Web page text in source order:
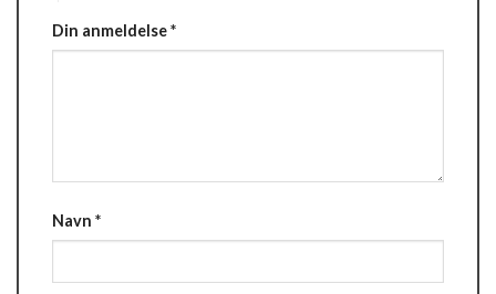
Din anmeldelse*
Navn *